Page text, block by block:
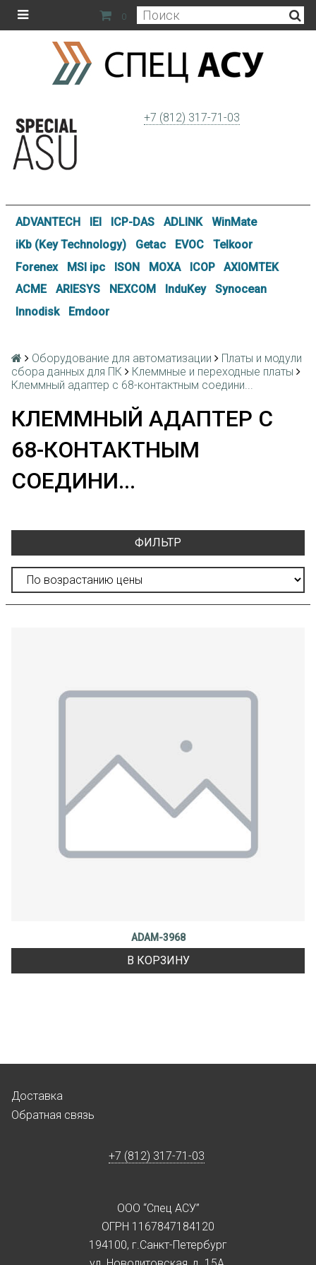
0
+7 (812) 317-71-03
ADVANTECH IEI ICP-DAS ADLINK
WinMate
iKb (Key Technology)
Getac EVOC
Telkoor
Forenex
MSI ipc ISON MOXA ICOP
AXIOMTEK
ACME
ARIESYS NEXCOM InduKey
Synocean
Innodisk
Emdoor
Оборудование для автоматизации
Платы и модули
сбора данных для ПК
Клеммные и переходные платы
Клеммный адаптер с 68-контактным соедини...
КЛЕММНЫЙ АДАПТЕР С
68-КОНТАКТНЫМ
СОЕДИНИ...
ФИЛЬТР
ADAM-3968
В КОРЗИНУ
Доставка
Обратная связь
+7 (812) 317-71-03
ООО “Спец АСУ”
ОГРН 1167847184120
194100, г.Санкт-Петербург